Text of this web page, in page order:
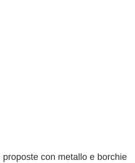
con metallo e borchie